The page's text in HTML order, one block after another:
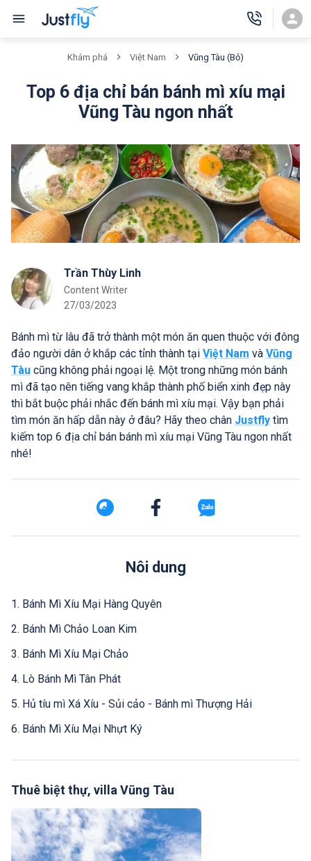
Khám phá Việt Nam Vũng Tàu (Bỏ)
Top 6 địa chỉ bán bánh mì xíu mại
Vũng Tàu ngon nhất
Trần Thùy Linh
Content Writer
27/03/2023
Bánh mì từ lâu đã trở thành một món ăn quen thuộc với đông
đảo người dân ở khắp các tỉnh thành tại Việt Nam và Vũng
Tàu cũng không phải ngoại lệ. Một trong những món bánh
mì đã tạo nên tiếng vang khắp thành phố biển xinh đẹp này
thì bắt buộc phải nhắc đến bánh mì xíu mại. Vậy bạn phải
tìm món ăn hấp dẫn này ở đâu? Hãy theo chân Justfly tìm
kiếm top 6 địa chỉ bán bánh mì xíu mại Vũng Tàu ngon nhất
nhé!
Nôi dung
1. Bánh Mì Xíu Mại Hàng Quyên
2. Bánh Mì Chảo Loan Kim
3. Bánh Mì Xíu Mại Chảo
4. Lò Bánh Mì Tân Phát
5. Hủ tíu mì Xá Xíu - Sủi cảo - Bánh mì Thượng Hải
6. Bánh Mì Xíu Mại Nhựt Ký
Thuê biệt thự, villa Vũng Tàu